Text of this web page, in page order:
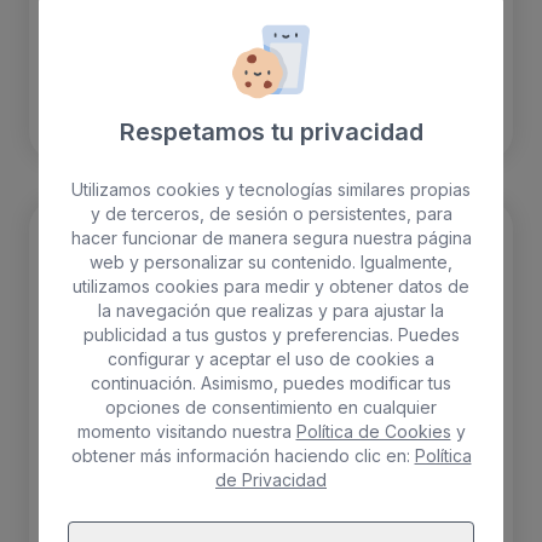
RESERVAR
Respetamos tu privacidad
Utilizamos cookies y tecnologías similares propias
y de terceros, de sesión o persistentes, para
hacer funcionar de manera segura nuestra página
web y personalizar su contenido. Igualmente,
utilizamos cookies para medir y obtener datos de
la navegación que realizas y para ajustar la
publicidad a tus gustos y preferencias. Puedes
configurar y aceptar el uso de cookies a
continuación. Asimismo, puedes modificar tus
opciones de consentimiento en cualquier
momento visitando nuestra Política de Cookies y
obtener más información haciendo clic en: Política
de Privacidad